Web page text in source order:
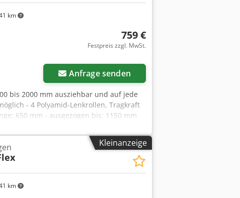
km
759 €
Festpreis zzgl. MwSt.
Anfrage senden
bis 2000 mm ausziehbar und auf jede
- 4 Polyamid-Lenkrollen, Tragkraft
650 mm - ausgezogen bis: 1150 mm
200 - 2000 mm Tiefe: 870 - 1180
Kleinanzeige
km